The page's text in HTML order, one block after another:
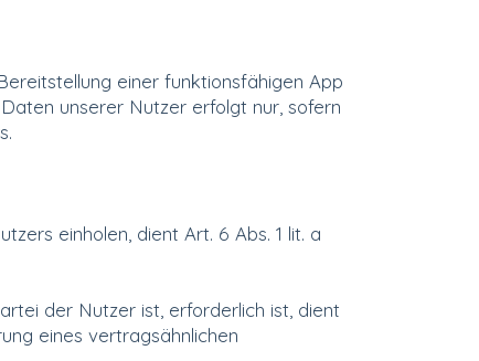
einer funktionsfähigen App
unserer Nutzer erfolgt nur, sofern
einholen, dient Art. 6 Abs. 1 lit. a
der Nutzer ist, erforderlich ist, dient
eines vertragsähnlichen